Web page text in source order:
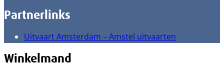
Partnerlinks
Uitvaart Amsterdam – Amstel uitvaarten
Winkelmand